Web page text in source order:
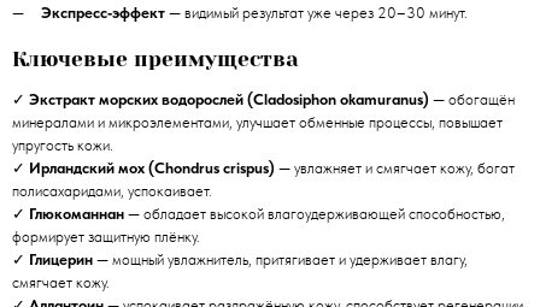
Экспресс‑эффект — видимый результат уже через 20–30 минут.
Ключевые преимущества
✓ Экстракт морских водорослей (Cladosiphon okamuranus) — обогащён
минералами и микроэлементами, улучшает обменные процессы, повышает
упругость кожи.
✓ Ирландский мох (Chondrus crispus) — увлажняет и смягчает кожу, богат
полисахаридами, успокаивает.
✓ Глюкоманнан — обладает высокой влагоудерживающей способностью,
формирует защитную плёнку.
✓ Глицерин — мощный увлажнитель, притягивает и удерживает влагу,
смягчает кожу.